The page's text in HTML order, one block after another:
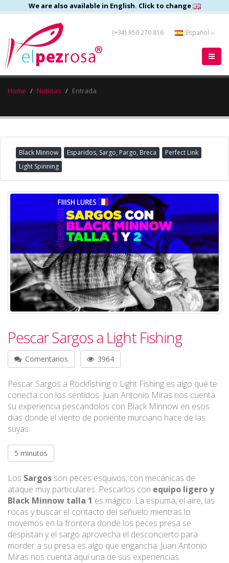
We are also available in English. Click to change
(+34) 950 270 816 Español
Home Noticias Entrada
Black Minnow Esparidos, Sargo, Pargo, Breca
Perfect Link
Light Spinning
Pescar Sargos a Light Fishing
Comentarios 3964
Pescar Sargos a Rockfishing o Light Fishing es algo que te
conecta con los sentidos. Juan Antonio Miras nos cuenta
su experiencia pescandolos con Black Minnow en esos
dias donde el viento de poniente murciano hace de las
suyas.
5 minutos
Los Sargos son peces esquivos, con mecánicas de
ataque muy particulares. Pescarlos con equipo ligero y
Black Minnow talla 1 es mágico. La espuma, el aire, las
rocas y buscar el contacto del señuelo mientras lo
movemos en la frontera donde los peces presa se
despistan y el sargo aprovecha el desconcierto para
morder a su presa es algo que engancha. Juan Antonio
Miras nos cuenta aquí una de sus experiencias.